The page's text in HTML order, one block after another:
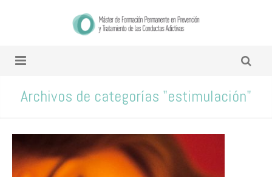
Archivos de categorías "estimulación"